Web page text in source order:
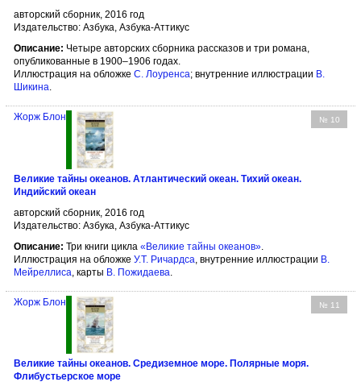
авторский сборник, 2016 год
Издательство: Азбука, Азбука-Аттикус
Описание: Четыре авторских сборника рассказов и три романа,
опубликованные в 1900–1906 годах.
Иллюстрация на обложке С. Лоуренса; внутренние иллюстрации В.
Шикина
№ 10
Жорж Блон
Великие тайны океанов. Атлантический океан. Тихий океан.
Индийский океан
авторский сборник, 2016 год
Издательство: Азбука, Азбука-Аттикус
Описание: Три книги цикла «Великие тайны океанов»
Иллюстрация на обложке У.Т. Ричардса , внутренние иллюстрации В.
Мейреллиса , карты В. Пожидаева
№ 11
Жорж Блон
Великие тайны океанов. Средиземное море. Полярные моря.
Флибустьерское море